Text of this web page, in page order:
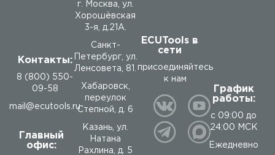
Контакты:
8 (800) 550-
09-58
mail@ecutools.ru
Главный
офис:
г. Москва, ул.
Хорошёвская
3-я, д.21А.
Санкт-
Петербург, ул.
Ленсовета, 81.
Хабаровск,
переулок
Степной, д. 6
Казань, ул.
Натана
Рахлина, д. 5
ECUTools в
сети
присоединяйтесь
к нам
График
работы:
с 09:00 до
24:00 МСК
Ежедневно